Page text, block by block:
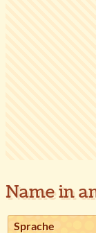
Name in
Sprache